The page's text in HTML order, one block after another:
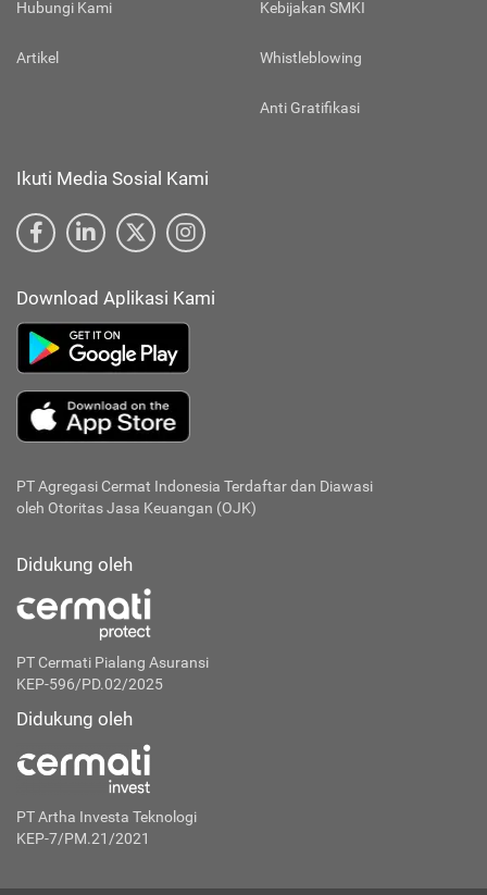
Hubungi Kami
Artikel
Kebijakan SMKI
Whistleblowing
Anti Gratifikasi
Ikuti Media Sosial Kami
Download Aplikasi Kami
PT Agregasi Cermat Indonesia Terdaftar dan Diawasi
oleh Otoritas Jasa Keuangan (OJK)
Didukung oleh
PT Cermati Pialang Asuransi
KEP-596/PD.02/2025
Didukung oleh
PT Artha Investa Teknologi
KEP-7/PM.21/2021